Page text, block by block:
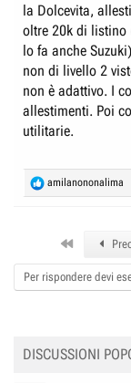
la Dolcevita,
oltre 20k di listino
lo fa anche
non di livello 2
non è adattivo. I
allestimenti. Poi
utilitarie.
R
e
o
n
amilanononalima
Per rispondere devi
DISCUSSIONI